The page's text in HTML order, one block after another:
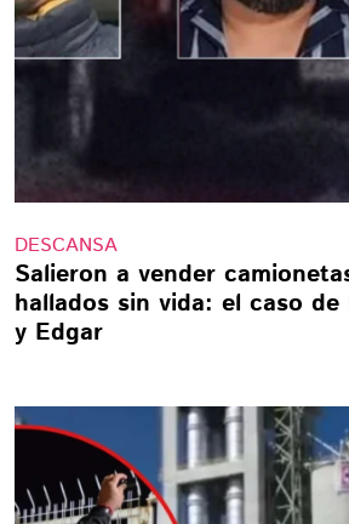
DESCANSA
Salieron a vender
hallados sin vida: el caso
y Edgar